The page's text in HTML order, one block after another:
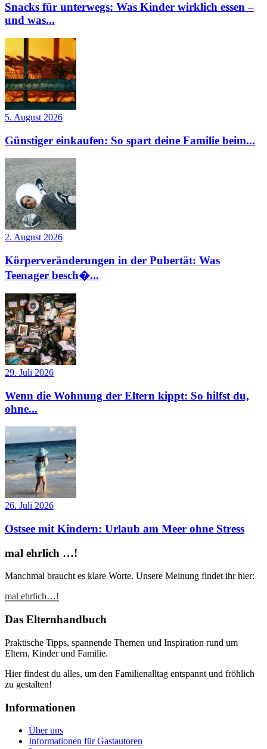
Snacks für unterwegs: Was Kinder wirklich essen –
und was...
5. August 2026
Günstiger einkaufen: So spart deine Familie beim...
2. August 2026
Körperveränderungen in der Pubertät: Was
Teenager besch�...
29. Juli 2026
Wenn die Wohnung der Eltern kippt: So hilfst du,
ohne...
26. Juli 2026
Ostsee mit Kindern: Urlaub am Meer ohne Stress
mal ehrlich …!
Manchmal braucht es klare Worte. Unsere Meinung findet ihr hier:
mal ehrlich…!
Das Elternhandbuch
Praktische Tipps, spannende Themen und Inspiration rund um
Eltern, Kinder und Familie.
Hier findest du alles, um den Familienalltag entspannt und fröhlich
zu gestalten!
Informationen
Über uns
Informationen für Gastautoren